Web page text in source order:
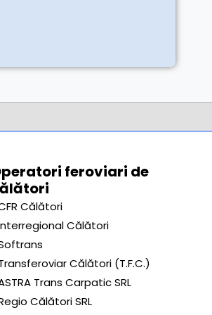
feroviari de
Călători
Călători
Călători (T.F.C.)
Trans Carpatic SRL
Călători SRL